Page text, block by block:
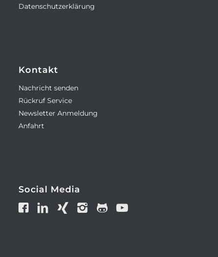
Datenschutzerklärung
Kontakt
Nachricht senden
Rückruf Service
Newsletter Anmeldung
Anfahrt
Social Media